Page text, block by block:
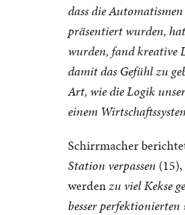
dass die
präsentiert wurden,
wurden, fand kreative
damit das Gefühl zu
Art, wie die Logik
einem
Schirrmacher
Station verpassen
werdenzu viel Kekse
besser